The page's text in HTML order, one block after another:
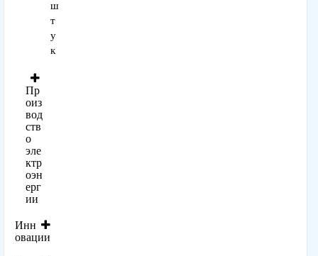
ш
т
у
к
Пр
оиз
вод
ств
о
эле
ктр
оэн
ерг
ии
Инн
овации